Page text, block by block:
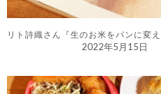
2022年5月15日